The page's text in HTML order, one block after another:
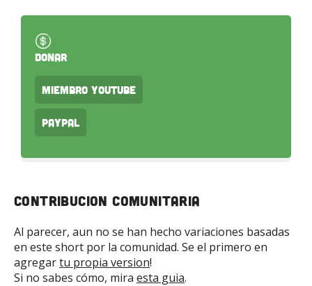
Donar
Miembro Youtube
PayPal
Contribucion Comunitaria
Al parecer, aun no se han hecho variaciones basadas
en este short por la comunidad. Se el primero en
agregartu propia version!
Si no sabes cómo, mira esta guia.